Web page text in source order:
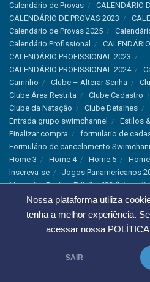
Nossa plataforma utiliza
tenha a melhor experiência.
acessar nossa
SAIR
Calendário de Provas
CALENDÁRIO
CALENDÁRIO DE PROVAS 2023
Calendário de Provas 2025
Calendário Profissional
CALENDÁRIO PROFISSIONAL 2023
CALENDÁRIO PROFISSIONAL 2024
Carrinho
Clube – Alterar Senha
Clube Área Restrita
Clube Cadastro
Clube da Natação
Clube Detalhes
Entrada grupo swimchannel
Estilos
Finalizar compra
formulario de
Formulário de cancelamento
Home 3
Home 4 Home 5
Inscreva-se
Jogos Panamericanos
Magazine Revista Edição #33
Magazine Swimchannel (International
Minha conta
Newsletter Notícias
Política de Cancelamento
Thank You